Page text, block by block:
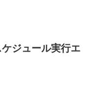
ジュール実行エ